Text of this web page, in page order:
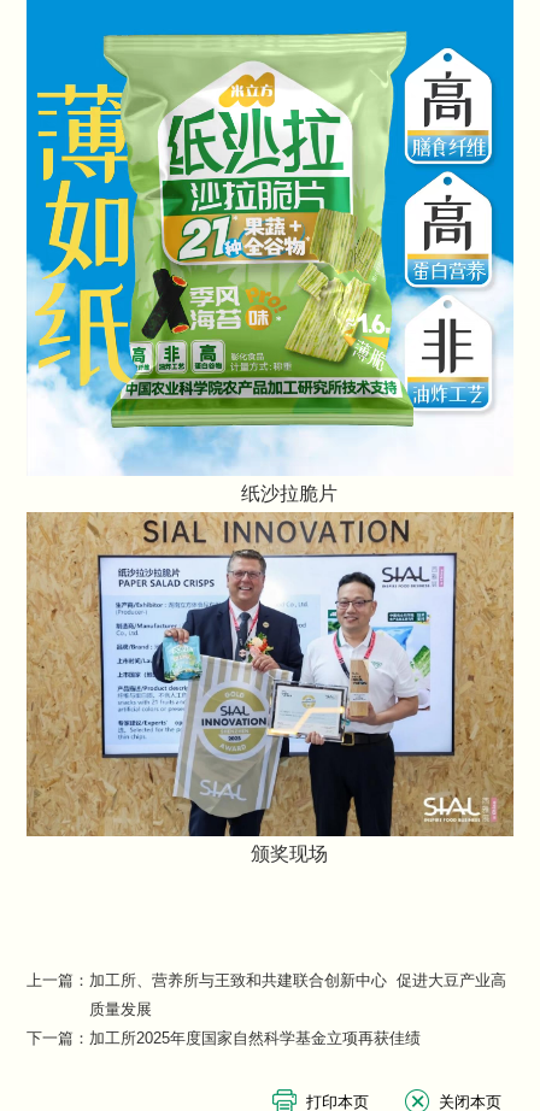
纸沙拉脆片
颁奖现场
上一篇： 加工所、营养所与王致和共建联合创新中心 促进大豆产业高
质量发展
下一篇： 加工所2025年度国家自然科学基金立项再获佳绩